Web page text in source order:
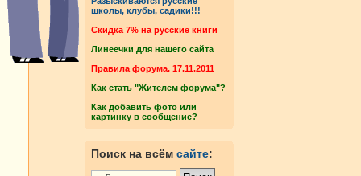
школы, клубы, садики!!!
Cкидка 7% на русские книги
Линеечки для нашего сайта
Правила форума. 17.11.2011
Как стать "Жителем форума"?
Как добавить фото или
картинку в сообщение?
Поиск на всём сайте: